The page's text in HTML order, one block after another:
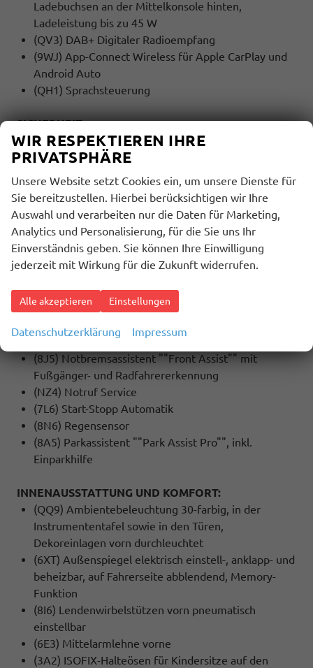
Ladebuchsen an der Mittelkonsole hinten,
Ladeleistung bis zu 45 W
(QV3) DAB+ Digitaler Radioempfang
(9WJ) App-Connect Wireless für Apple CarPlay und
Android Auto
(QH1) Sprachsteuerung
SICHERHEIT:
(EM2) Ablenkungs- und Müdigkeitserkennung
(4UF) Airbag für Fahrer und Beifahrer, mit
Beifahrerairbag-Deaktivierung
(7AL) Diebstahlwarnanlage mit
Innenraumüberwachung, Back-up-Horn und
Abschleppschutz
(4L6) Innenspiegel automatisch abblendend
(LT2) Geschwindigkeitsbegrenzer mit
vorausschauender Regelung
(UH2) Elektronische Parkbremse inkl. Auto-Hold-
Funktion
(6C4) Kopf- und Seitenairbags vorn und hinten,
(8J5) Notbremsassistent ""Front Assist"" mit
Fußgänger- und Radfahrererkennung
(NZ4) Notruf Service
(7L6) Start-Stopp Automatik
(8N6) Regensensor
(8A5) Parkassistent ""Park Assist Pro"", inkl.
Einparkhilfe
INNENAUSSTATTUNG UND KOMFORT:
(QQ9) Ambientebeleuchtung 30-farbig, in der
Instrumententafel sowie in den Türen,
Dekoreinlagen vorn durchleuchtet
(6XT) Außenspiegel elektrisch einstell-, anklapp- und
beheizbar, auf Fahrerseite abblendend, Memory-
Funktion
(8I6) Lendenwirbelstützen vorn pneumatisch
einstellbar
(6E3) Mittelarmlehne vorne
(3A2) ISOFIX-Halteösen für Kindersitze auf den
WIR RESPEKTIEREN IHRE
PRIVATSPHÄRE
Unsere Website setzt Cookies ein, um unsere Dienste für
Sie bereitzustellen. Hierbei berücksichtigen wir Ihre
Auswahl und verarbeiten nur die Daten für Marketing,
Analytics und Personalisierung, für die Sie uns Ihr
Einverständnis geben. Sie können Ihre Einwilligung
jederzeit mit Wirkung für die Zukunft widerrufen.
Alle akzeptieren Einstellungen
Datenschutzerklärung Impressum